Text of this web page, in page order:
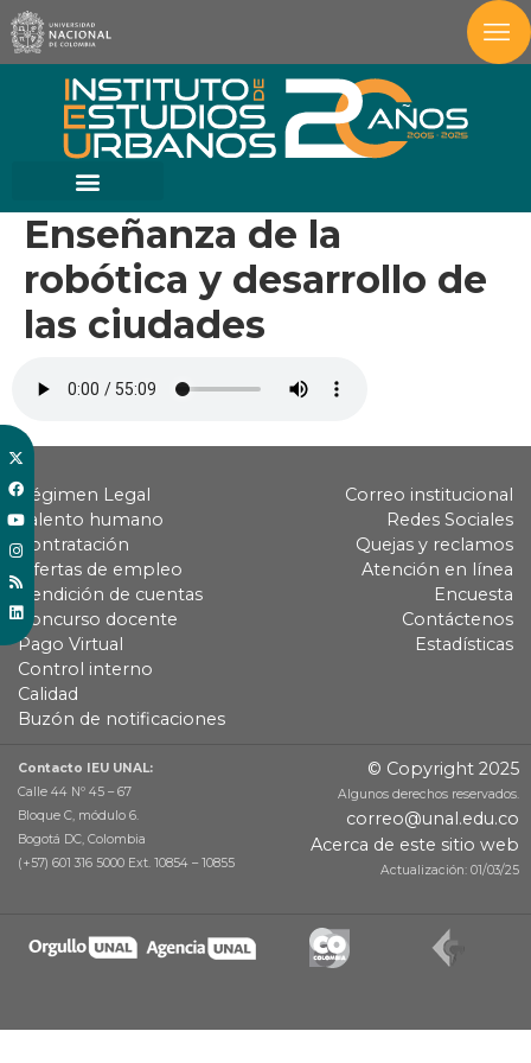
Enseñanza de la
robótica y desarrollo de
las ciudades
Régimen Legal
Talento humano
Contratación
Ofertas de empleo
Rendición de cuentas
Concurso docente
Pago Virtual
Control interno
Calidad
Buzón de notificaciones
Correo institucional
Redes Sociales
Quejas y reclamos
Atención en línea
Encuesta
Contáctenos
Estadísticas
Contacto IEU UNAL:
Calle 44 Nº 45 – 67
Bloque C, módulo 6.
Bogotá DC, Colombia
(+57) 601 316 5000 Ext. 10854 – 10855
© Copyright 2025
Algunos derechos reservados.
correo@unal.edu.co
Acerca de este sitio web
Actualización: 01/03/25